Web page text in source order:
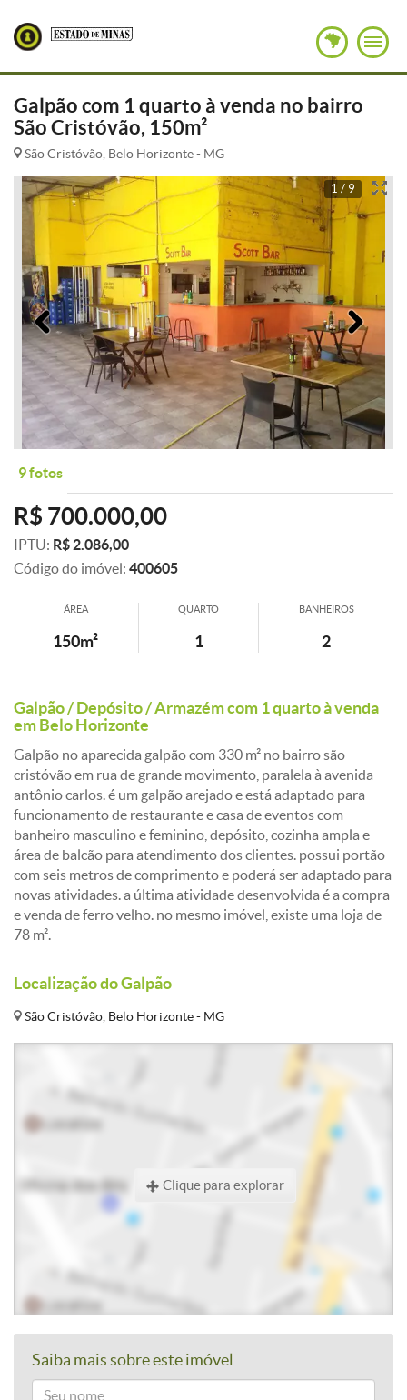
Galpão com 1 quarto à venda no bairro
São Cristóvão, 150m²
São Cristóvão, Belo Horizonte - MG
1 / 9
Anterior
9 fotos
R$ 700.000,00
IPTU: R$ 2.086,00
Código do imóvel: 400605
ÁREA
150m²
QUARTO
1
BANHEIROS
2
Galpão / Depósito / Armazém com 1 quarto à venda
em Belo Horizonte
Galpão no aparecida galpão com 330 m² no bairro são
cristóvão em rua de grande movimento, paralela à avenida
antônio carlos. é um galpão arejado e está adaptado para
funcionamento de restaurante e casa de eventos com
banheiro masculino e feminino, depósito, cozinha ampla e
área de balcão para atendimento dos clientes. possui portão
com seis metros de comprimento e poderá ser adaptado para
novas atividades. a última atividade desenvolvida é a compra
e venda de ferro velho. no mesmo imóvel, existe uma loja de
78 m².
Localização do Galpão
São Cristóvão, Belo Horizonte - MG
Clique para explorar
Saiba mais sobre este imóvel